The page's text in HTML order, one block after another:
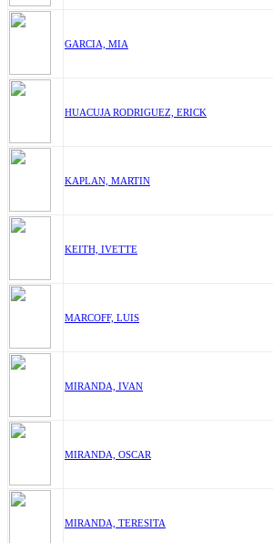
GARCIA, MIA
HUACUJA RODRIGUEZ, ERICK
KAPLAN, MARTIN
KEITH, IVETTE
MARCOFF, LUIS
MIRANDA, IVAN
MIRANDA, OSCAR
MIRANDA, TERESITA